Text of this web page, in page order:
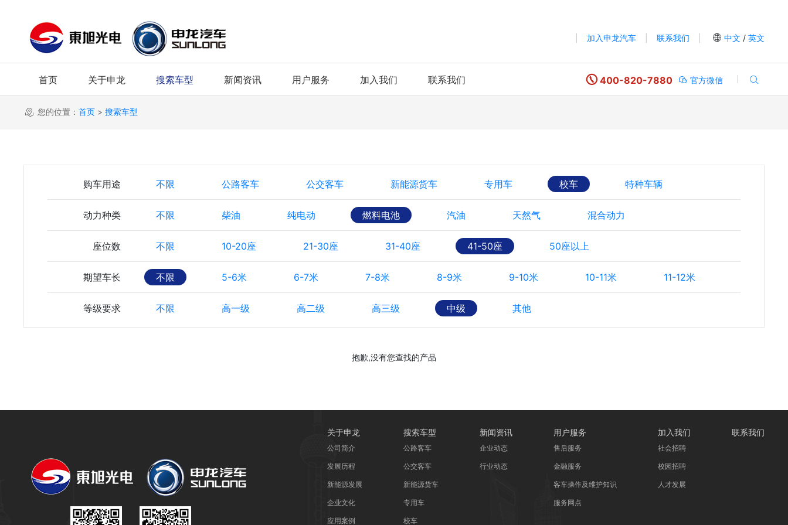
加入申龙汽车 联系我们 中文 / 英文
首页 关于申龙 搜索车型 新闻资讯 用户服务 加入我们 联系我们 400-820-7880 官方微信
您的位置： 首页 > 搜索车型
购车用途 不限 公路客车 公交客车 新能源货车 专用车 校车 特种车辆
动力种类 不限 柴油 纯电动 燃料电池 汽油 天然气 混合动力
座位数 不限 10-20座 21-30座 31-40座 41-50座 50座以上
期望车长 不限 5-6米 6-7米 7-8米 8-9米 9-10米 10-11米 11-12米
等级要求 不限 高一级 高二级 高三级 中级 其他
抱歉,没有您查找的产品
关于申龙
公司简介
发展历程
新能源发展
企业文化
应用案例
搜索车型
公路客车
公交客车
新能源货车
专用车
校车
新闻资讯
企业动态
行业动态
用户服务
售后服务
金融服务
客车操作及维护知识
服务网点
加入我们
社会招聘
校园招聘
人才发展
联系我们